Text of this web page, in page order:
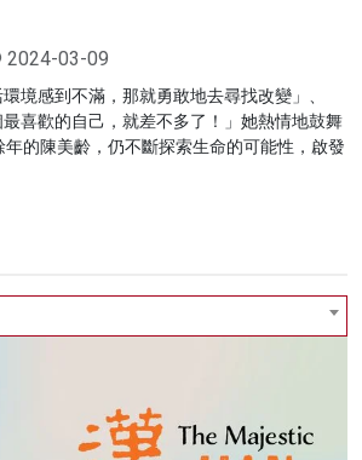
2024-03-09
境感到不滿，那就勇敢地去尋找改變」、
最喜歡的自己，就差不多了！」她熱情地鼓舞
的陳美齡，仍不斷探索生命的可能性，啟發